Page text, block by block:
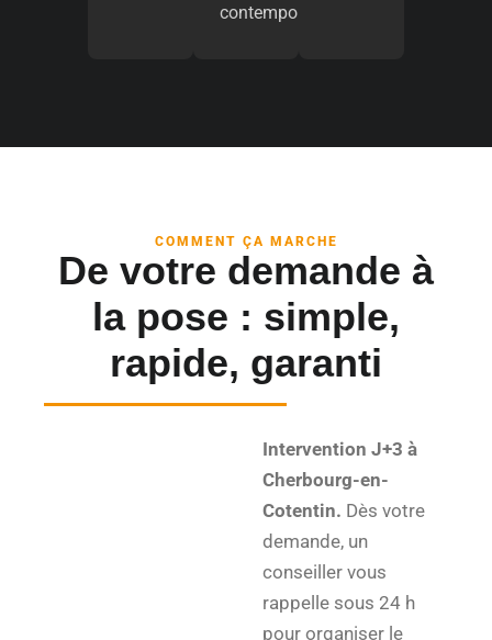
contemporaine.
COMMENT ÇA MARCHE
De votre demande à
la pose : simple,
rapide, garanti
Intervention J+3 à
Cherbourg-en-
Cotentin. Dès votre
demande, un
conseiller vous
rappelle sous 24 h
pour organiser le